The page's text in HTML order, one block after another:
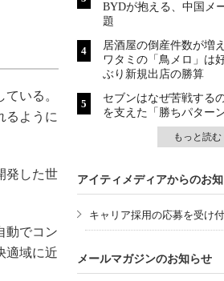
いる。
るように
発した世
動でコン
適域に近
BYDが抱える、中国メ
題
居酒屋の倒産件数が増
ワタミの「鳥メロ」は
ぶり新規出店の勝算
セブンはなぜ苦戦する
を支えた「勝ちパター
もっと読む
アイティメディアからのお
キャリア採用の応募を受け
メールマガジンのお知らせ